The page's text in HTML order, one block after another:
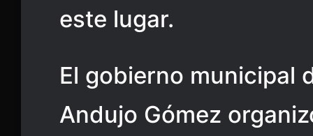
este lugar.
El gobierno municipal
Andujo Gómez